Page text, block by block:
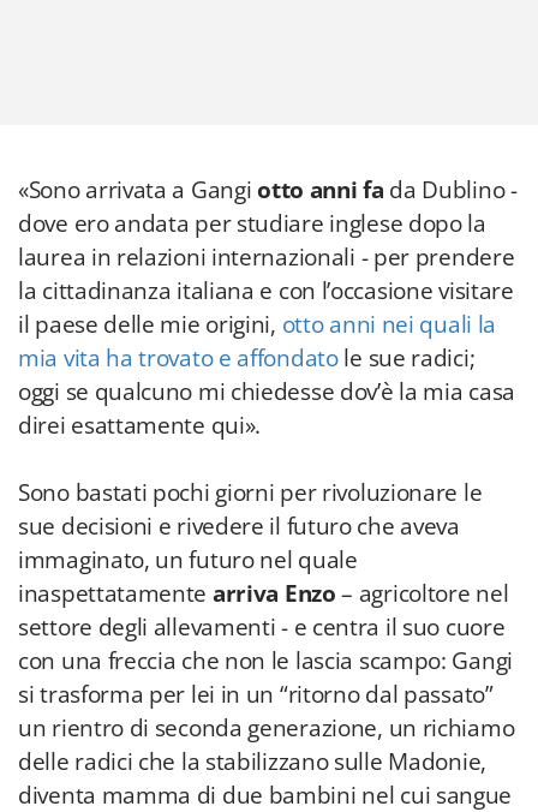
«Sono arrivata a Gangi otto anni fa da Dublino -
dove ero andata per studiare inglese dopo la
laurea in relazioni internazionali - per prendere
la cittadinanza italiana e con l’occasione visitare
il paese delle mie origini, otto anni nei quali la
mia vita ha trovato e affondatole sue radici;
oggi se qualcuno mi chiedesse dov’è la mia casa
direi esattamente qui».
Sono bastati pochi giorni per rivoluzionare le
sue decisioni e rivedere il futuro che aveva
immaginato, un futuro nel quale
inaspettatamente arriva Enzo– agricoltore nel
settore degli allevamenti - e centra il suo cuore
con una freccia che non le lascia scampo: Gangi
si trasforma per lei in un “ritorno dal passato”
un rientro di seconda generazione, un richiamo
delle radici che la stabilizzano sulle Madonie,
diventa mamma di due bambini nel cui sangue